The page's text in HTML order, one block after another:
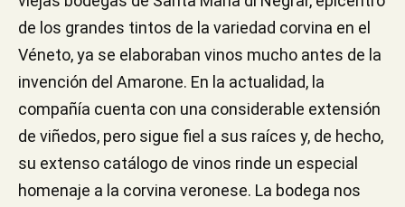
de los grandes tintos de la variedad corvina en el
Véneto, ya se elaboraban vinos mucho antes de la
invención del Amarone. En la actualidad, la
compañía cuenta con una considerable extensión
de viñedos, pero sigue fiel a sus raíces y, de hecho,
su extenso catálogo de vinos rinde un especial
homenaje a la corvina veronese. La bodega nos